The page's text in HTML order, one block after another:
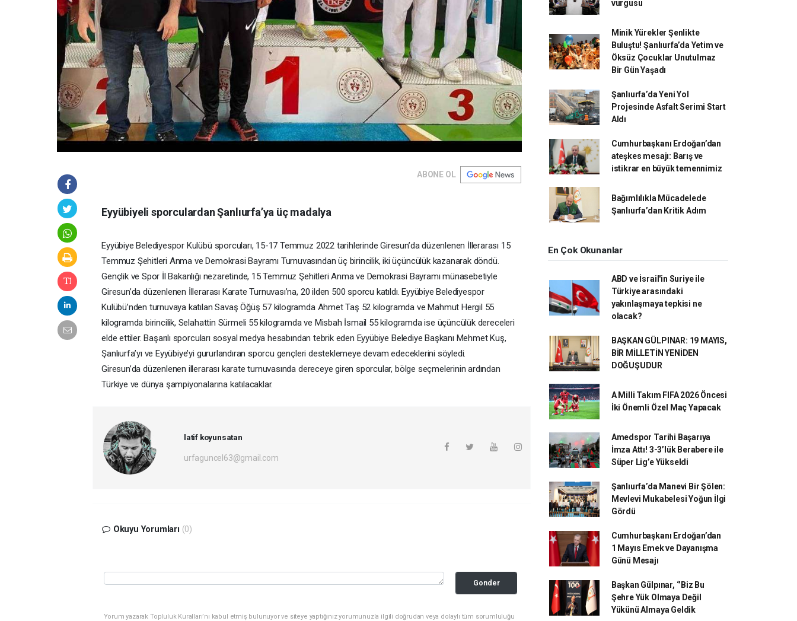
ABONE OL
Eyyübiyeli sporculardan Şanlıurfa’ya üç madalya
Eyyübiye Belediyespor Kulübü sporcuları, 15-17 Temmuz 2022 tarihlerinde Giresun’da düzenlenen İllerarası 15
Temmuz Şehitleri Anma ve Demokrasi Bayramı Turnuvasından üç birincilik, iki üçüncülük kazanarak döndü.
Gençlik ve Spor İl Bakanlığı nezaretinde, 15 Temmuz Şehitleri Anma ve Demokrasi Bayramı münasebetiyle
Giresun’da düzenlenen İllerarası Karate Turnuvası’na, 20 ilden 500 sporcu katıldı. Eyyübiye Belediyespor
Kulübü’nden turnuvaya katılan Savaş Öğüş 57 kilogramda Ahmet Taş 52 kilogramda ve Mahmut Hergil 55
kilogramda birincilik, Selahattin Sürmeli 55 kilogramda ve Misbah İsmail 55 kilogramda ise üçüncülük dereceleri
elde ettiler. Başarılı sporcuları sosyal medya hesabından tebrik eden Eyyübiye Belediye Başkanı Mehmet Kuş,
Şanlıurfa’yı ve Eyyübiye’yi gururlandıran sporcu gençleri desteklemeye devam edeceklerini söyledi.
Giresun’da düzenlenen illerarası karate turnuvasında dereceye giren sporcular, bölge seçmelerinin ardından
Türkiye ve dünya şampiyonalarına katılacaklar.
latif koyunsatan
urfaguncel63@gmail.com
Okuyu Yorumları (0)
Gonder
Yorum yazarak Topluluk Kuralları’nı kabul etmiş bulunuyor ve siteye yaptığınız yorumunuzla ilgili doğrudan veya dolaylı tüm sorumluluğu
vurgusu
Minik Yürekler Şenlikte
Buluştu! Şanlıurfa’da Yetim ve
Öksüz Çocuklar Unutulmaz
Bir Gün Yaşadı
Şanlıurfa’da Yeni Yol
Projesinde Asfalt Serimi Start
Aldı
Cumhurbaşkanı Erdoğan’dan
ateşkes mesajı: Barış ve
istikrar en büyük temennimiz
Bağımlılıkla Mücadelede
Şanlıurfa’dan Kritik Adım
En Çok Okunanlar
ABD ve İsrail'in Suriye ile
Türkiye arasındaki
yakınlaşmaya tepkisi ne
olacak?
BAŞKAN GÜLPINAR: 19 MAYIS,
BİR MİLLETİN YENİDEN
DOĞUŞUDUR
A Milli Takım FIFA 2026 Öncesi
İki Önemli Özel Maç Yapacak
Amedspor Tarihi Başarıya
İmza Attı! 3-3’lük Berabere ile
Süper Lig’e Yükseldi
Şanlıurfa’da Manevi Bir Şölen:
Mevlevi Mukabelesi Yoğun İlgi
Gördü
Cumhurbaşkanı Erdoğan’dan
1 Mayıs Emek ve Dayanışma
Günü Mesajı
Başkan Gülpınar, ‘’Biz Bu
Şehre Yük Olmaya Değil
Yükünü Almaya Geldik